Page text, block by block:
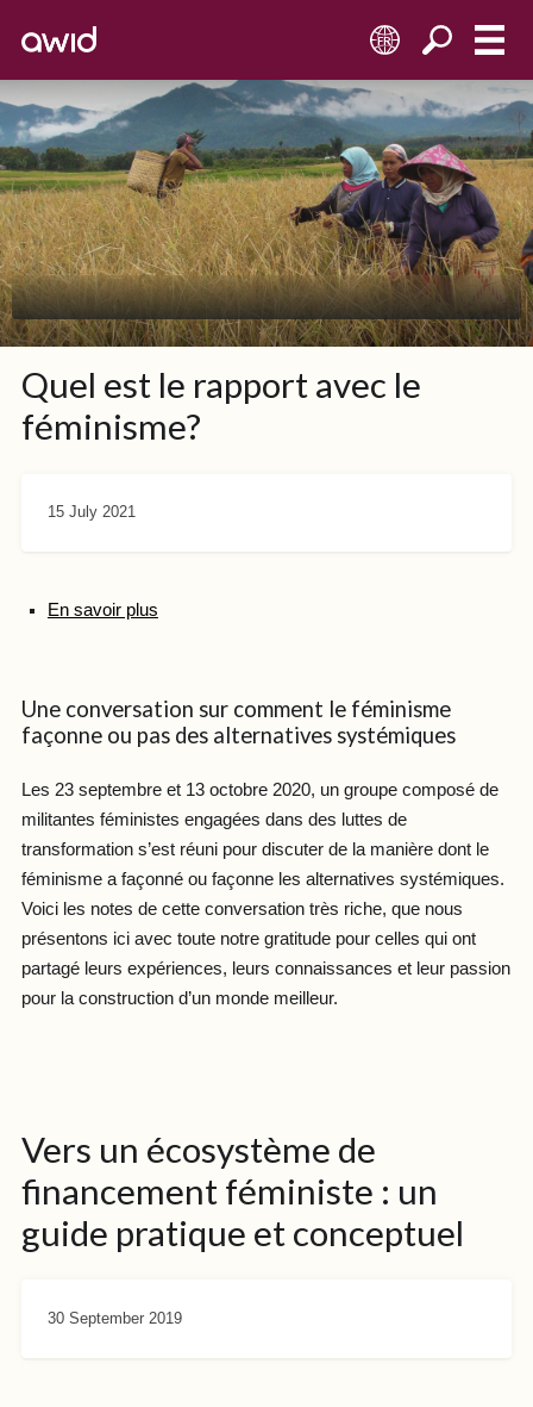
FR
Quel est le rapport avec le
féminisme?
15 July 2021
En savoir plus
Une conversation sur comment le féminisme
façonne ou pas des alternatives systémiques
Les 23 septembre et 13 octobre 2020, un groupe composé de
militantes féministes engagées dans des luttes de
transformation s’est réuni pour discuter de la manière dont le
féminisme a façonné ou façonne les alternatives systémiques.
Voici les notes de cette conversation très riche, que nous
présentons ici avec toute notre gratitude pour celles qui ont
partagé leurs expériences, leurs connaissances et leur passion
pour la construction d’un monde meilleur.
Vers un écosystème de
financement féministe : un
guide pratique et conceptuel
30 September 2019